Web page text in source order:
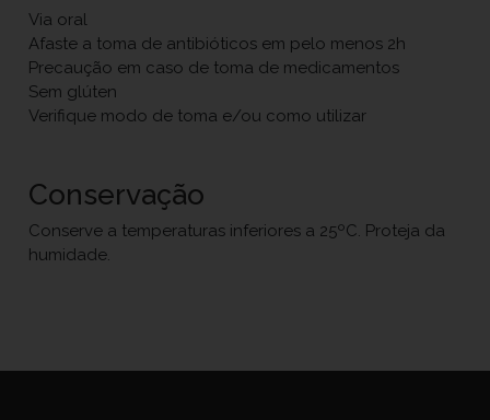
Via oral
Afaste a toma de antibióticos em pelo menos 2h
Precaução em caso de toma de medicamentos
Sem glúten
Verifique modo de toma e/ou como utilizar
Conservação
Conserve a temperaturas inferiores a 25ºC. Proteja da
humidade.